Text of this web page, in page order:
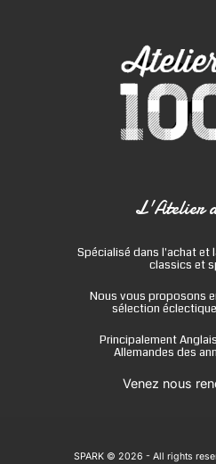
L'Atelier
Spécialisé dans l'achat et
classics et
Nous vous proposons
sélection
Principalement
Allemandes des
Venez nous
SPARK © 2026 - All rights